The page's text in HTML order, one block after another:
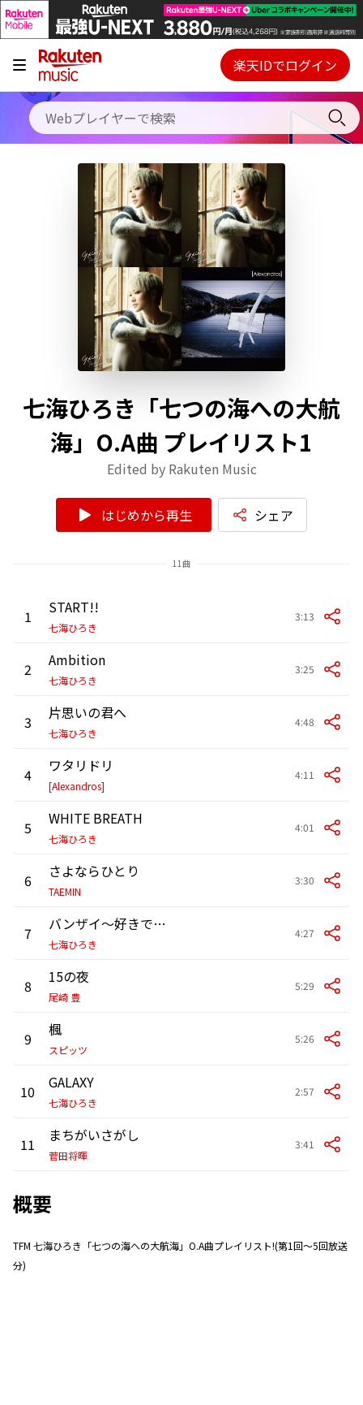
キャンペーン
料金プラン
使い方
初回30日間無料お試し
Webプレイヤー
ご契約内容の確認・変更
楽天IDでログイン
七海ひろき「七つの海への大航
海」O.A曲 プレイリスト1
Edited by Rakuten Music
はじめから再生 シェア
11曲
1 START!!
七海ひろき
3:13
2 Ambition
七海ひろき
3:25
3 片思いの君へ
七海ひろき
4:48
4 ワタリドリ
[Alexandros]
4:11
5 WHITE BREATH
七海ひろき
4:01
6 さよならひとり
TAEMIN
3:30
7 バンザイ～好きでよかった～
七海ひろき
4:27
8 15の夜
尾崎 豊
5:29
9 楓
スピッツ
5:26
10 GALAXY
七海ひろき
2:57
11 まちがいさがし
菅田将暉
3:41
概要
TFM 七海ひろき「七つの海への大航海」O.A曲プレイリスト!(第1回～5回放送
分)